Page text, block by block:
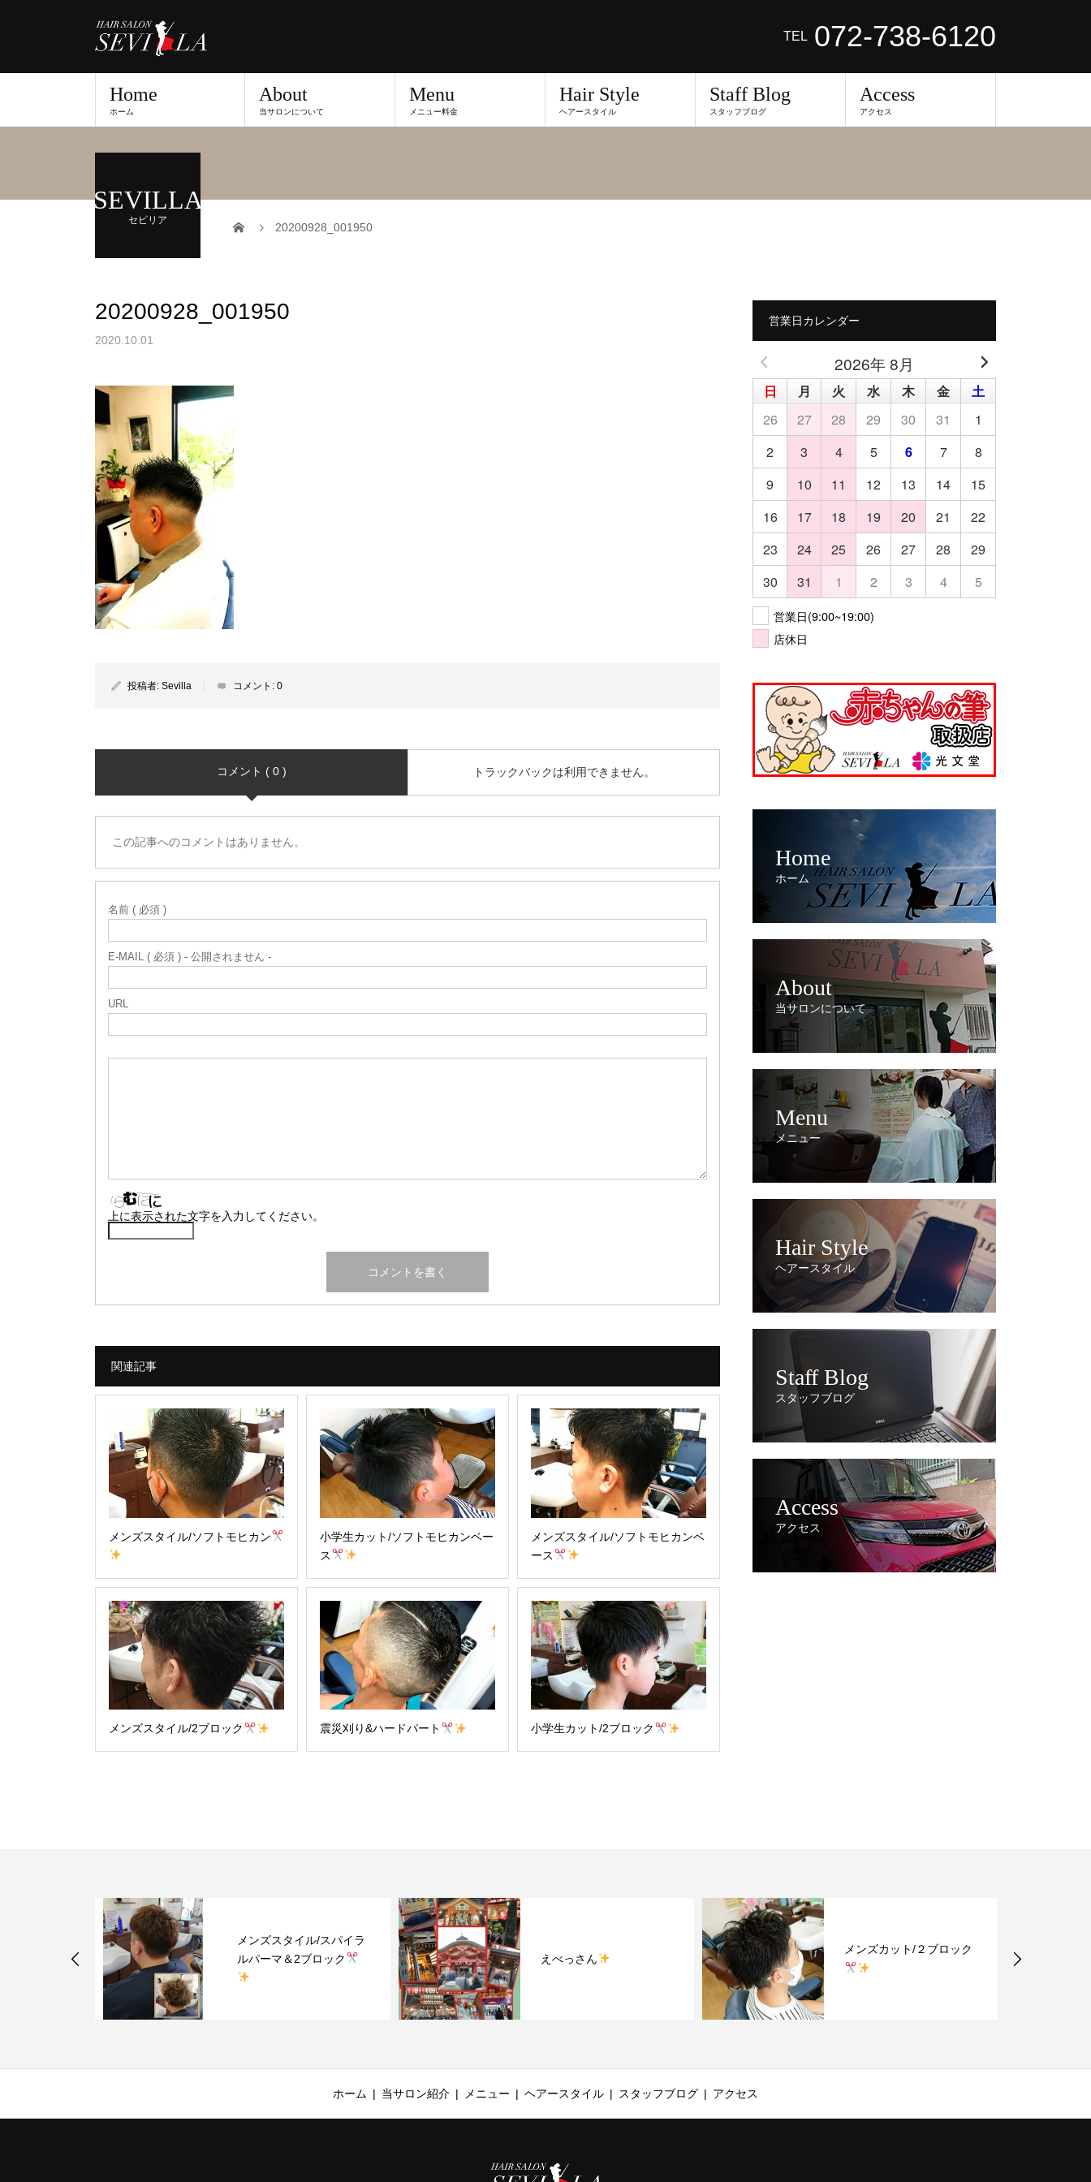
TEL 072-738-6120
Home
ホーム
About
当サロンについて
Menu
メニュー料金
Hair Style
ヘアースタイル
Staff Blog
スタッフブログ
Access
アクセス
SEVILLA
セビリア
20200928_001950
20200928_001950
2020.10.01
投稿者: Sevilla コメント: 0
コメント ( 0 ) トラックバックは利用できません。
この記事へのコメントはありません。
名前 ( 必須 )
E-MAIL ( 必須 ) - 公開されません -
URL
上に表示された文字を入力してください。
関連記事
メンズスタイル/ソフトモヒカン
小学生カット/ソフトモヒカンベー
ス
メンズスタイル/ソフトモヒカンベ
ース
メンズスタイル/2ブロック 震災刈り&ハードパート 小学生カット/2ブロック
営業日カレンダー
2026年 8月
日 月 火 水 木 金
土
26
27 28 29 30 31
1
2
3 4 5 6 7
8
9
10 11 12 13 14
15
16
17 18 19 20 21
22
23
24 25 26 27 28
29
30
31 1 2 3 4 5
営業日(9:00~19:00)
店休日
Home
ホーム
About
当サロンについて
Menu
メニュー
Hair Style
ヘアースタイル
Staff Blog
スタッフブログ
Access
アクセス
メンズスタイル/スパイラ
ルパーマ＆2ブロック
えべっさん
メンズカット/２ブロック
ホーム 当サロン紹介 メニュー ヘアースタイル スタッフブログ アクセス